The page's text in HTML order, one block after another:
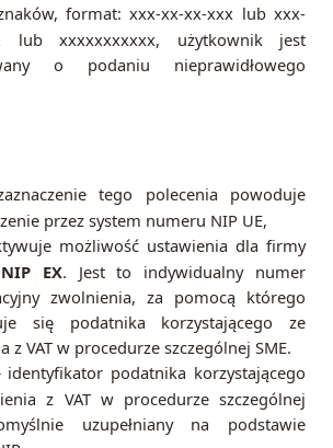
format: xxx-xx-xx-xxx lub xxx-
lub xxxxxxxxxxx, użytkownik jest
o podaniu nieprawidłowego
tego polecenia powoduje
przez system numeru NIP UE,
możliwość ustawienia dla firmy
NIP EX. Jest to indywidualny numer
zwolnienia, za pomocą którego
się podatnika korzystającego ze
z VAT w procedurze szczególnej SME.
podatnika korzystającego
z VAT w procedurze szczególnej
uzupełniany na podstawie